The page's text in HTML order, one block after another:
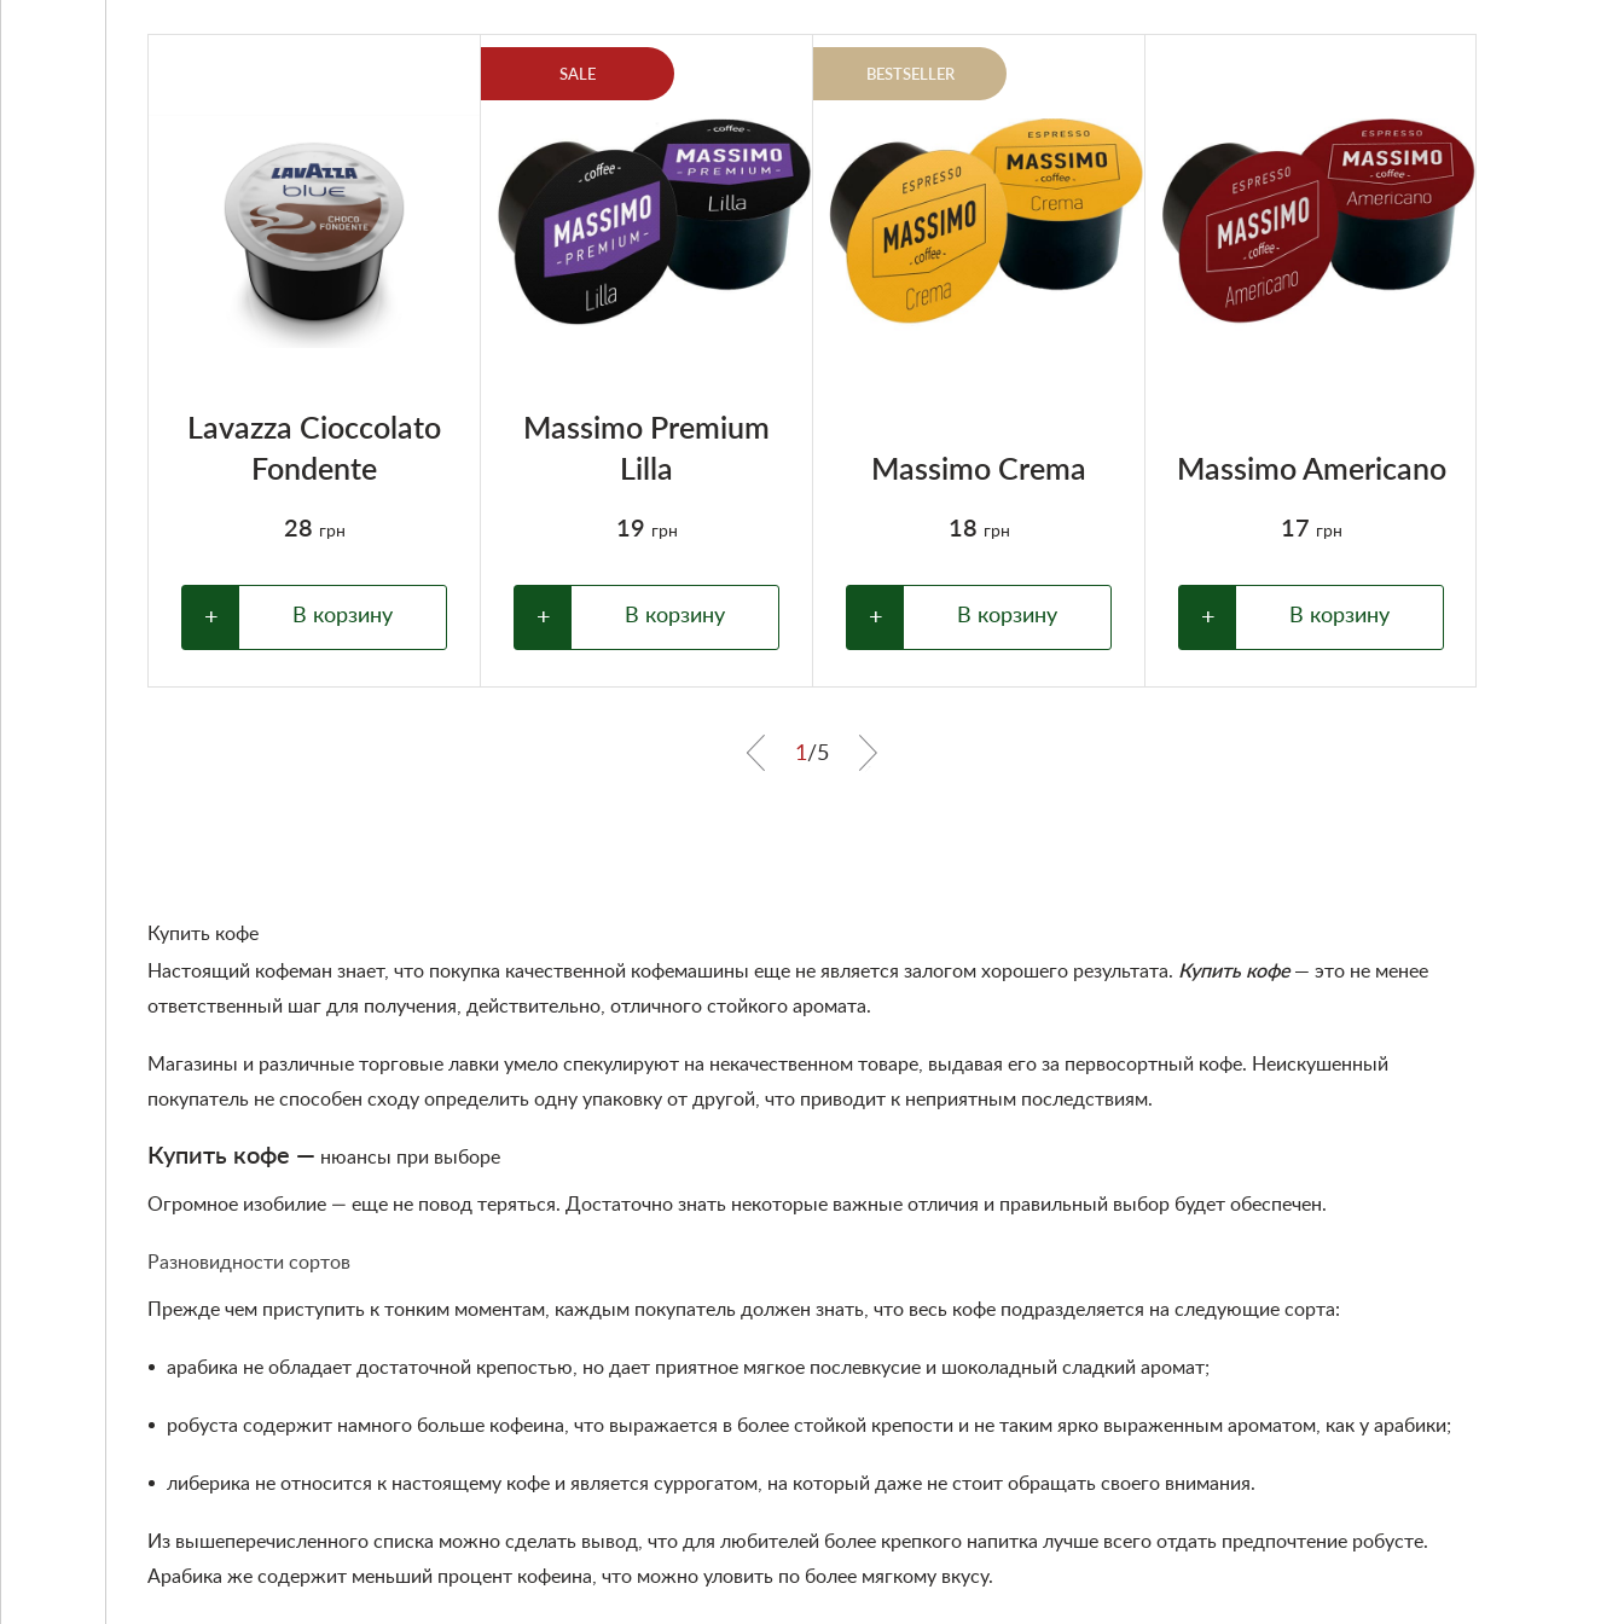
Lavazza Cioccolato
Fondente
28 грн
+ В корзину
SALE
Massimo Premium
Lilla
19 грн
+ В корзину
BESTSELLER
Massimo Crema
18 грн
+ В корзину
Massimo Americano
17 грн
+ В корзину
1/5
Купить кофе
Настоящий кофеман знает, что покупка качественной кофемашины еще не является залогом хорошего результата. Купить кофе— это не менее
ответственный шаг для получения, действительно, отличного стойкого аромата.
Магазины и различные торговые лавки умело спекулируют на некачественном товаре, выдавая его за первосортный кофе. Неискушенный
покупатель не способен сходу определить одну упаковку от другой, что приводит к неприятным последствиям.
Купить кофе — нюансы при выборе
Огромное изобилие — еще не повод теряться. Достаточно знать некоторые важные отличия и правильный выбор будет обеспечен.
Разновидности сортов
Прежде чем приступить к тонким моментам, каждым покупатель должен знать, что весь кофе подразделяется на следующие сорта:
арабика не обладает достаточной крепостью, но дает приятное мягкое послевкусие и шоколадный сладкий аромат;
робуста содержит намного больше кофеина, что выражается в более стойкой крепости и не таким ярко выраженным ароматом, как у арабики;
либерика не относится к настоящему кофе и является суррогатом, на который даже не стоит обращать своего внимания.
Из вышеперечисленного списка можно сделать вывод, что для любителей более крепкого напитка лучше всего отдать предпочтение робусте.
Арабика же содержит меньший процент кофеина, что можно уловить по более мягкому вкусу.